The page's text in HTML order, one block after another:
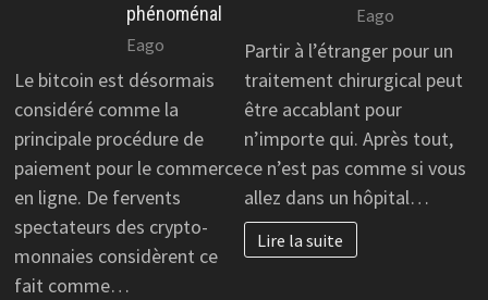
phénoménal
Eago
Le bitcoin est désormais
considéré comme la
principale procédure de
paiement pour le commerce
en ligne. De fervents
spectateurs des crypto-
monnaies considèrent ce
fait comme…
Eago
Partir à l’étranger pour un
traitement chirurgical peut
être accablant pour
n’importe qui. Après tout,
ce n’est pas comme si vous
allez dans un hôpital…
Lire la suite